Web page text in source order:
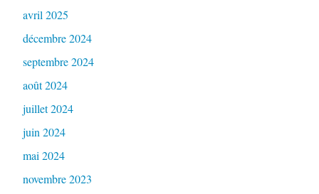
avril 2025
décembre 2024
septembre 2024
août 2024
juillet 2024
juin 2024
mai 2024
novembre 2023